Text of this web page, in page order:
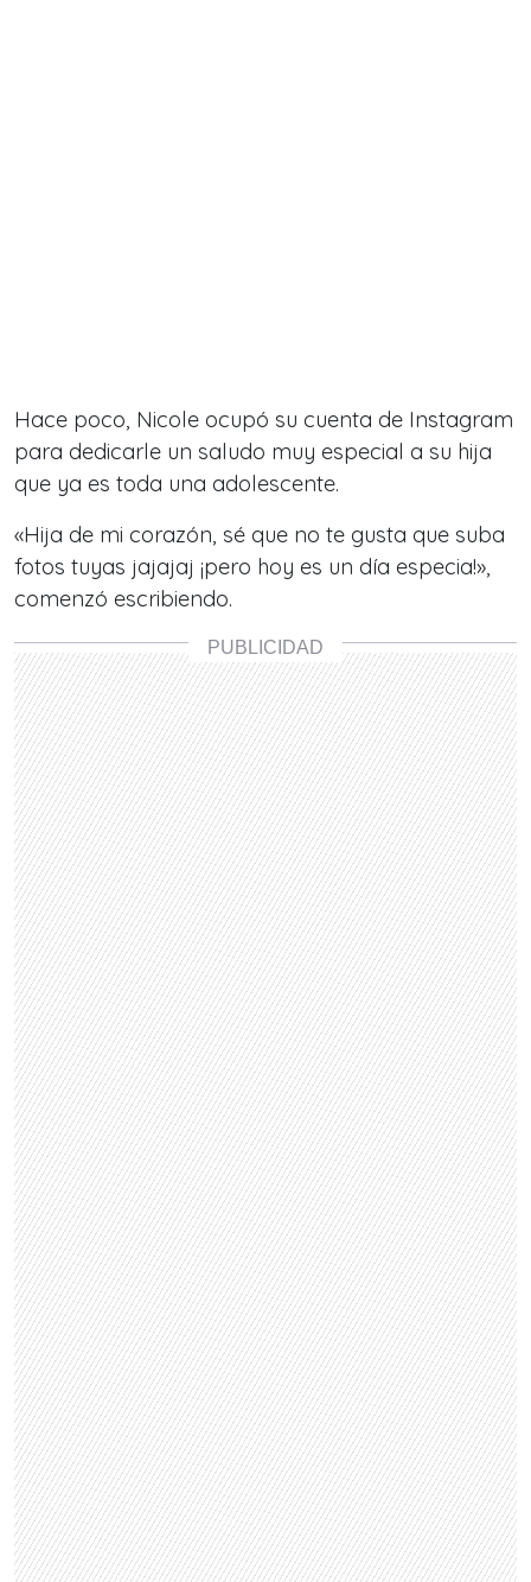
Hace poco, Nicole ocupó su cuenta de Instagram
para dedicarle un saludo muy especial a su hija
que ya es toda una adolescente.
«Hija de mi corazón, sé que no te gusta que suba
fotos tuyas jajajaj ¡pero hoy es un día especia!»,
comenzó escribiendo.